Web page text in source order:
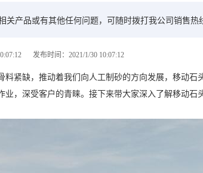
关产品或有其他任何问题，可随时拨打我公司销售热
发布时间：2021/1/30 10:07:12
料紧缺，推动着我们向人工制砂的方向发展，移动
业，深受客户的青睐。接下来带大家深入了解移动石